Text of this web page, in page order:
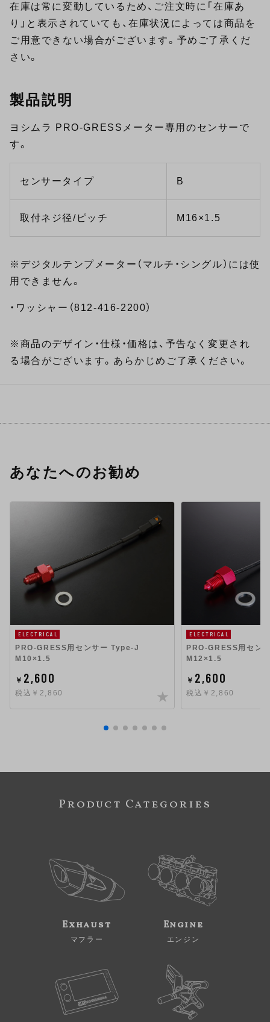
在庫は常に変動しているため、ご注文時に「在庫あ
り」と表示されていても、在庫状況によっては商品を
ご用意できない場合がございます。予めご了承くだ
さい。
製品説明
ヨシムラ PRO-GRESSメーター専用のセンサーで
す。
センサータイプ B
取付ネジ径/ピッチ M16×1.5
※デジタルテンプメーター（マルチ・シングル）には使
用できません。
・ワッシャー（812-416-2200）
※商品のデザイン・仕様・価格は、予告なく変更され
る場合がございます。あらかじめご了承ください。
あなたへのお勧め
ELECTRICAL
PRO-GRESS用センサー Type-J
M10×1.5
￥ 2,600
税込￥2,860
ELECTRICAL
PRO-GRESS用セ
M12×1.5
￥ 2,600
税込￥2,860
Product Categories
Exhaust
マフラー
Engine
エンジン